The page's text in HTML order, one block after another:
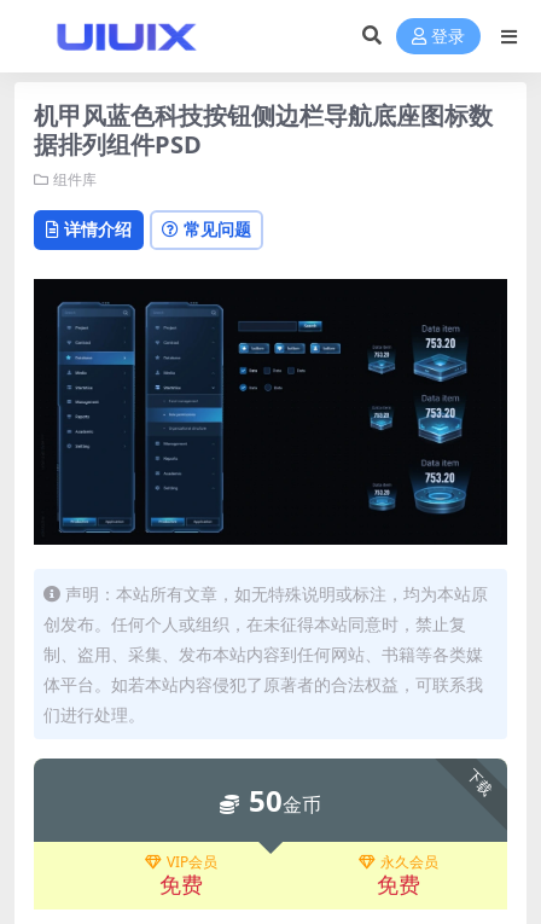
登录
机甲风蓝色科技按钮侧边栏导航底座图标数
据排列组件PSD
组件库
详情介绍 常见问题
声明：本站所有文章，如无特殊说明或标注，均为本站原
创发布。任何个人或组织，在未征得本站同意时，禁止复
制、盗用、采集、发布本站内容到任何网站、书籍等各类媒
体平台。如若本站内容侵犯了原著者的合法权益，可联系我
们进行处理。
下载
50金币
VIP会员
免费
永久会员
免费